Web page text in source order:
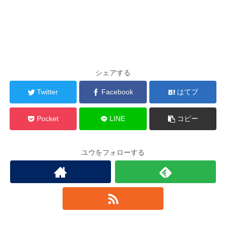
シェアする
Twitter Facebook はてブ
Pocket LINE コピー
ユウをフォローする